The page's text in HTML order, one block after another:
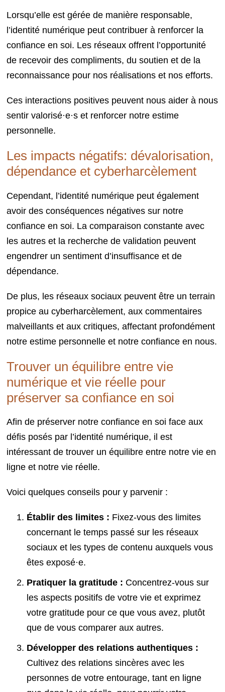
Lorsqu’elle est gérée de manière responsable,
l’identité numérique peut contribuer à renforcer la
confiance en soi. Les réseaux offrent l’opportunité
de recevoir des compliments, du soutien et de la
reconnaissance pour nos réalisations et nos efforts.
Ces interactions positives peuvent nous aider à nous
sentir valorisé·e·s et renforcer notre estime
personnelle.
Les impacts négatifs: dévalorisation,
dépendance et cyberharcèlement
Cependant, l’identité numérique peut également
avoir des conséquences négatives sur notre
confiance en soi. La comparaison constante avec
les autres et la recherche de validation peuvent
engendrer un sentiment d’insuffisance et de
dépendance.
De plus, les réseaux sociaux peuvent être un terrain
propice au cyberharcèlement, aux commentaires
malveillants et aux critiques, affectant profondément
notre estime personnelle et notre confiance en nous.
Trouver un équilibre entre vie
numérique et vie réelle pour
préserver sa confiance en soi
Afin de préserver notre confiance en soi face aux
défis posés par l’identité numérique, il est
intéressant de trouver un équilibre entre notre vie en
ligne et notre vie réelle.
Voici quelques conseils pour y parvenir :
Établir des limites : Fixez-vous des limites
concernant le temps passé sur les réseaux
sociaux et les types de contenu auxquels vous
êtes exposé·e.
Pratiquer la gratitude : Concentrez-vous sur
les aspects positifs de votre vie et exprimez
votre gratitude pour ce que vous avez, plutôt
que de vous comparer aux autres.
Développer des relations authentiques :
Cultivez des relations sincères avec les
personnes de votre entourage, tant en ligne